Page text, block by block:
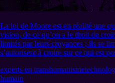
La loi de Moore est en réalité une
vision, de ce qu’on a le droit de
limités par leurs croyances ; ils se
s’autorisent à croire sur ce qui est
experts en transhumanisme
humain